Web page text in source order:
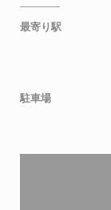
最寄り駅
駐車場